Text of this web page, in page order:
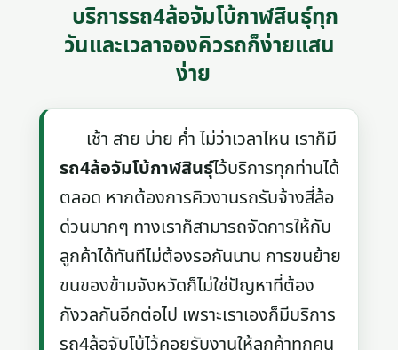
บริการรถ4ล้อจัมโบ้กาฬสินธุ์ทุก
วันและเวลาจองคิวรถก็ง่ายแสน
ง่าย
เช้า สาย บ่าย ค่ำ ไม่ว่าเวลาไหน เราก็มี
รถ4ล้อจัมโบ้กาฬสินธุ์ไว้บริการทุกท่านได้
ตลอด หากต้องการคิวงานรถรับจ้างสี่ล้อ
ด่วนมากๆ ทางเราก็สามารถจัดการให้กับ
ลูกค้าได้ทันทีไม่ต้องรอกันนาน การขนย้าย
ขนของข้ามจังหวัดก็ไม่ใช่ปัญหาที่ต้อง
กังวลกันอีกต่อไป เพราะเราเองก็มีบริการ
รถ4ล้อจับโบ้ไว้คอยรับงานให้ลูกค้าทุกคน